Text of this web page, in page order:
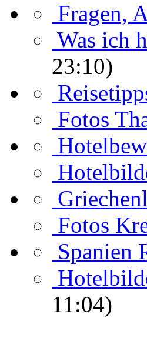
Fragen,
Was ich
23:10)
Fotos
Fotos
Spanien
11:04)